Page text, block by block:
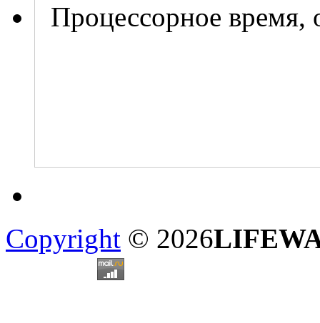
Процессорное время,
Copyright © 2026